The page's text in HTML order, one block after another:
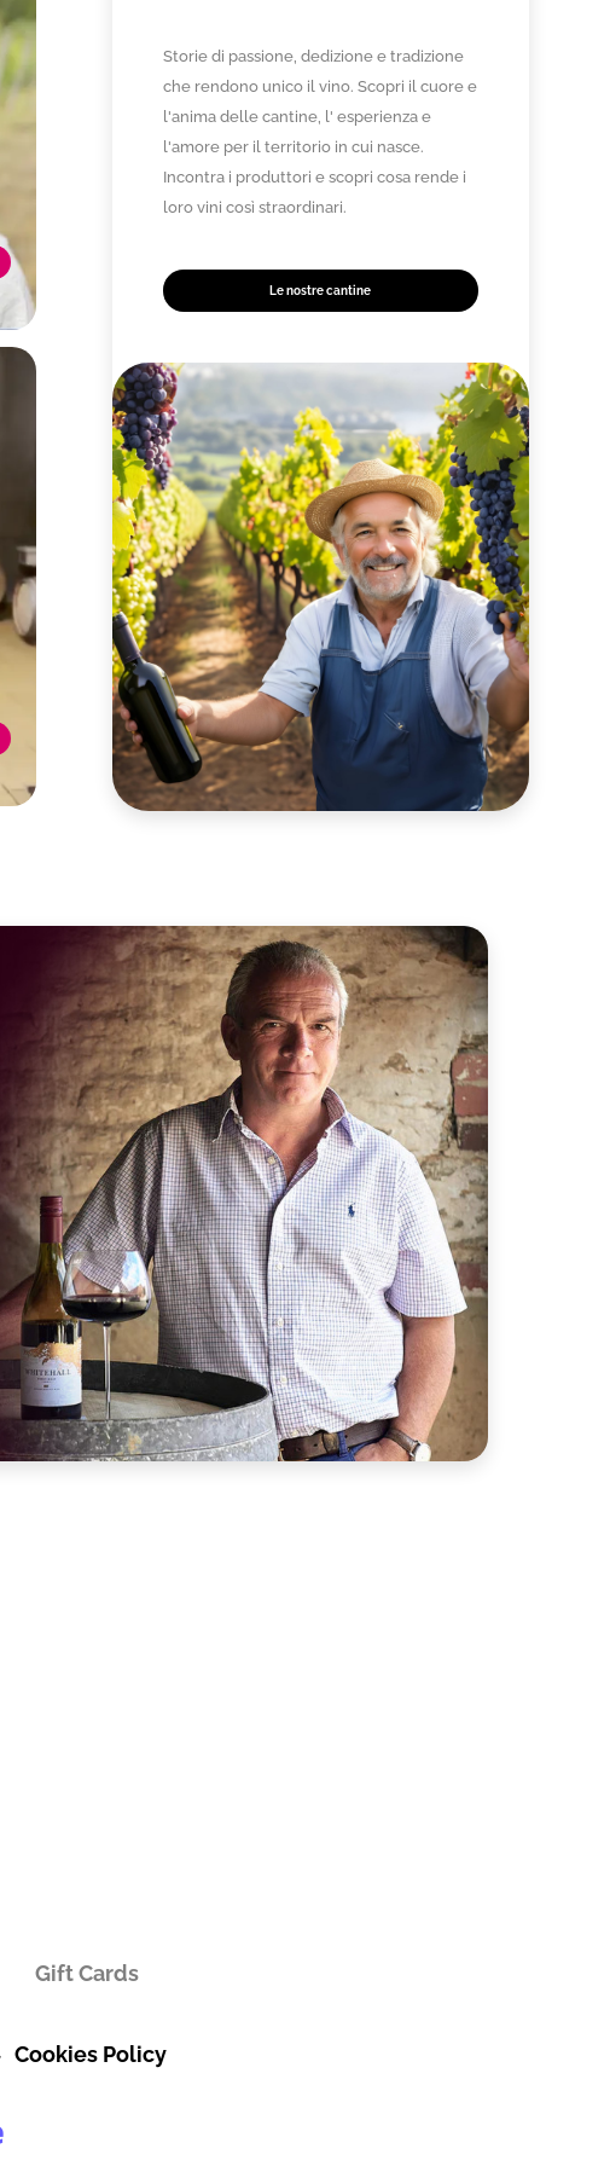
Storie di passione, dedizione e tradizione
che rendono unico il vino. Scopri il cuore e
l'anima delle cantine, l' esperienza e
l'amore per il territorio in cui nasce.
Incontra i produttori e scopri cosa rende i
loro vini così straordinari.
Le nostre cantine
Gift Cards
Cookies Policy